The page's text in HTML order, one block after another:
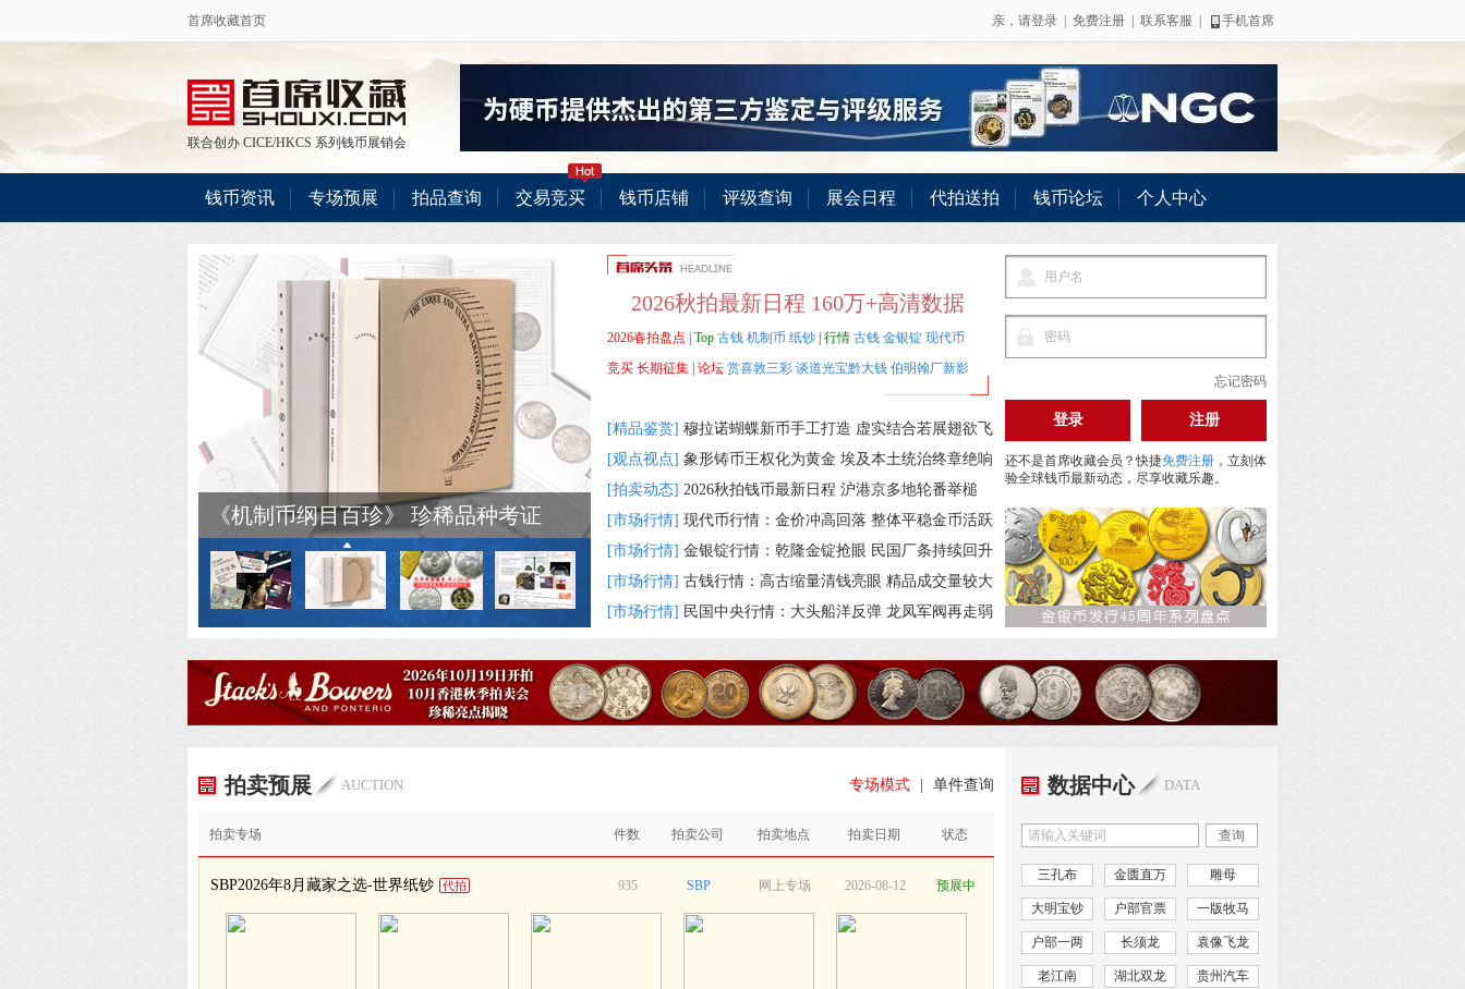
首席收藏首页 亲，请登录 免费注册 联系客服 手机首席
联合创办 CICE/HKCS 系列钱币展销会
钱币资讯 专场预展 拍品查询 交易竞买 钱币店铺 评级查询 展会日程 代拍送拍 钱币论坛 个人中心
《机制币纲目百珍》 珍稀品种考证
2026秋拍最新日程 160万+高清数据
2026春拍盘点 Top 古钱 机制币 纸钞 行情 古钱 金银锭 现代币
竞买 长期征集 论坛 赏喜敦三彩 谈道光宝黔大钱 伯明翰厂新影
[精品鉴赏] 穆拉诺蝴蝶新币手工打造 虚实结合若展翅欲飞
[观点视点] 象形铸币王权化为黄金 埃及本土统治终章绝响
[拍卖动态] 2026秋拍钱币最新日程 沪港京多地轮番举槌
[市场行情] 现代币行情：金价冲高回落 整体平稳金币活跃
[市场行情] 金银锭行情：乾隆金锭抢眼 民国厂条持续回升
[市场行情] 古钱行情：高古缩量清钱亮眼 精品成交量较大
[市场行情] 民国中央行情：大头船洋反弹 龙凤军阀再走弱
忘记密码
登录 注册
还不是首席收藏会员？快捷免费注册 ，立刻体
验全球钱币最新动态，尽享收藏乐趣。
拍卖预展 AUCTION 专场模式 单件查询
拍卖专场 件数 拍卖公司 拍卖地点 拍卖日期 状态
SBP2026年8月藏家之选-世界纸钞 代拍 935 SBP 网上专场 2026-08-12 预展中
数据中心 DATA
查询
三孔布 金匮直万 雕母
大明宝钞 户部官票 一版牧马
户部一两 长须龙 袁像飞龙
老江南 湖北双龙 贵州汽车